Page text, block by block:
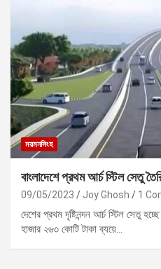
ময়মনসিংহ
বাংলাদেশে প্রথম আর্চ স্টিল সেতু
09/05/2023 Joy Ghosh 1
দেশের প্রথম দৃষ্টিনন্দন আর্চ স্টিল সেতু
হাজার ২৬৩ কোটি টাকা ব্যয়ে…